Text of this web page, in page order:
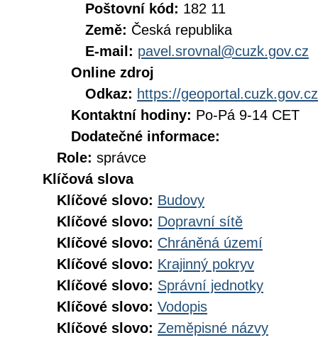
Poštovní kód: 182 11
Země: Česká republika
E-mail: pavel.srovnal@cuzk.gov.cz
Online zdroj
Odkaz: https://geoportal.cuzk.gov.cz
Kontaktní hodiny: Po-Pá 9-14 CET
Dodatečné informace:
Role: správce
Klíčová slova
Klíčové slovo: Budovy
Klíčové slovo: Dopravní sítě
Klíčové slovo: Chráněná území
Klíčové slovo: Krajinný pokryv
Klíčové slovo: Správní jednotky
Klíčové slovo: Vodopis
Klíčové slovo: Zeměpisné názvy